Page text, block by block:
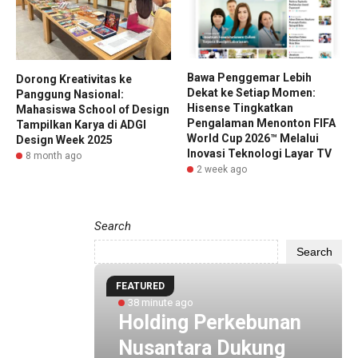
Dorong Kreativitas ke
Panggung Nasional:
Mahasiswa School of Design
Tampilkan Karya di ADGI
Design Week 2025
8 month ago
Bawa Penggemar Lebih
Dekat ke Setiap Momen:
Hisense Tingkatkan
Pengalaman Menonton FIFA
World Cup 2026™ Melalui
Inovasi Teknologi Layar TV
2 week ago
Search
Search
FEATURED
38 minute ago
Holding Perkebunan
Nusantara Dukung